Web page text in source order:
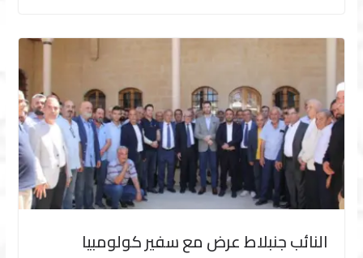
النائب جنبلاط عرض مع سفير كولومبيا